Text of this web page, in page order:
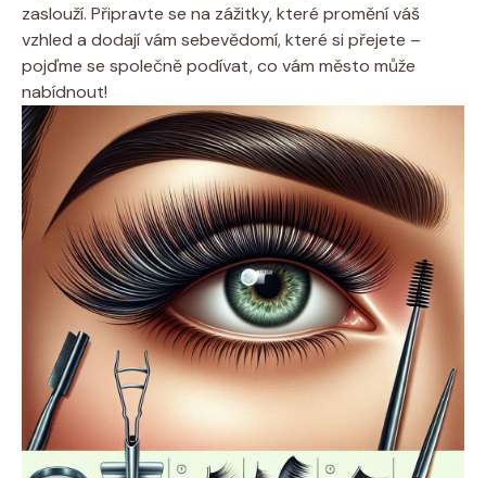
zaslouží. Připravte​ se na ​zážitky, které promění váš
vzhled a dodají vám sebevědomí, které si přejete –
‍pojďme se společně podívat, co ⁣vám město může
nabídnout!